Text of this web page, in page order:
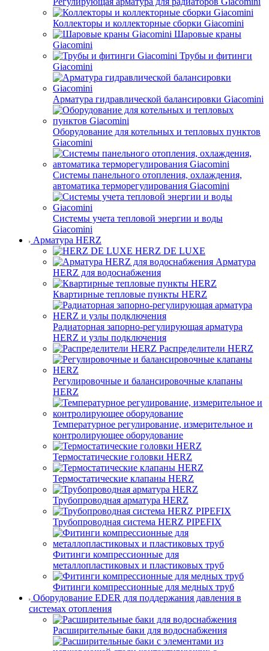
Коллекторы и коллекторные сборки Giacomini
Шаровые краны
Giacomini
Трубы и фитинги
Giacomini
Арматура гидравлической балансировки Giacomini
Оборудование для котельных и тепловых пунктов
Giacomini
Системы панельного отопления, охлаждения,
автоматика терморегулирования Giacomini
Системы учета тепловой энергии и воды
Giacomini
Арматура HERZ
HERZ DE LUXE
Арматура
HERZ для водоснабжения
Квартирные тепловые пункты HERZ
Радиаторная запорно-регулирующая арматура
HERZ и узлы подключения
Распределители HERZ
Регулировочные и балансировочные клапаны
HERZ
Температурное регулирование, измерительное и
контролирующее оборудование
Термостатические головки HERZ
Термостатические клапаны HERZ
Трубопроводная арматура HERZ
Трубопроводная система HERZ PIPEFIX
Фитинги компрессионные для
металлопластиковых и пластиковых труб
Фитинги компрессионные для медных труб
Оборудование EDER для поддержания давления в
системах отопления
Расширительные баки для водоснабжения